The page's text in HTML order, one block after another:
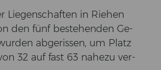
Lie­gen­schaf­ten in Rie­hen
den fünf be­stehen­den Ge­
ab­ge­ris­sen, um Platz
32 auf fast 63 na­he­zu ver­